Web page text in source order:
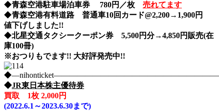
◆青森空港駐車場泊車券 780円／枚
売れてます
◆青森空港有料道路 普通車10回カード@2,200→1,900円
値下げしました!!
◆北星交通タクシークーポン券 5,500円分→4,850円販売(在
庫100冊)
※おつりもでます!! 大好評発売中!!
◆JR東日本株主優待券
買取 1枚 2,000円
(2022.6.1～2023.6.30まで)